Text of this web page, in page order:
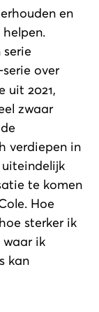
en
over
uit 2021,
zwaar
verdiepen in
te komen
Hoe
sterker ik
waar ik
kan